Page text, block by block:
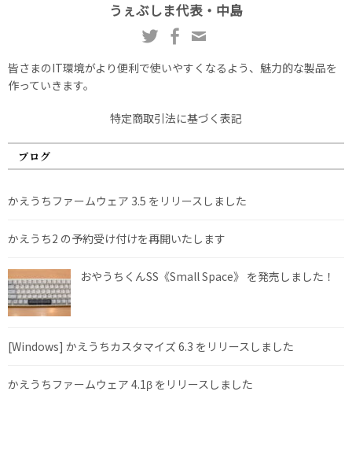
うぇぶしま代表・中島
皆さまのIT環境がより便利で使いやすくなるよう、魅力的な製品を
作っていきます。
特定商取引法に基づく表記
ブログ
かえうちファームウェア 3.5 をリリースしました
かえうち2 の予約受け付けを再開いたします
おやうちくんSS《Small Space》 を発売しました！
[Windows] かえうちカスタマイズ 6.3 をリリースしました
かえうちファームウェア 4.1β をリリースしました